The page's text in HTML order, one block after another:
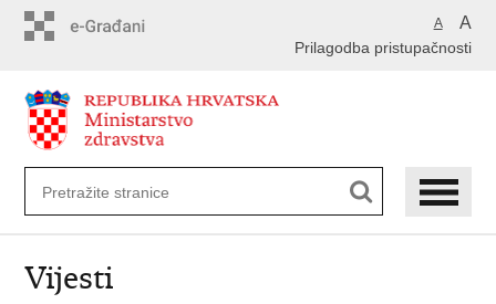
A A
Prilagodba pristupačnosti
Vijesti